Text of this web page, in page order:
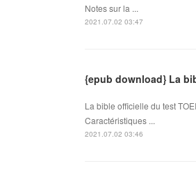
Notes sur la ...
2021.07.02 03:47
{epub download} La
La bible officielle du test
Caractéristiques ...
2021.07.02 03:46